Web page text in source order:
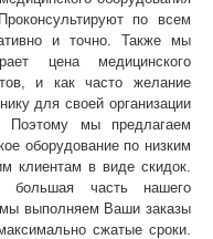
по всем
и точно. Также мы
цена медицинского
и как часто желание
для своей организации
Поэтому мы предлагаем
оборудование по низким
клиентам в виде скидок.
большая часть нашего
выполняем Ваши заказы
сжатые сроки.